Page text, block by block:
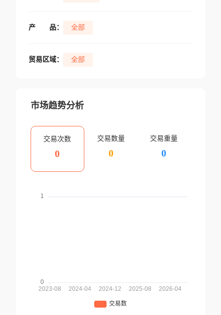
产 品： 全部
贸易区域： 全部
市场趋势分析
交易次数
0
交易数量
0
交易重量
0